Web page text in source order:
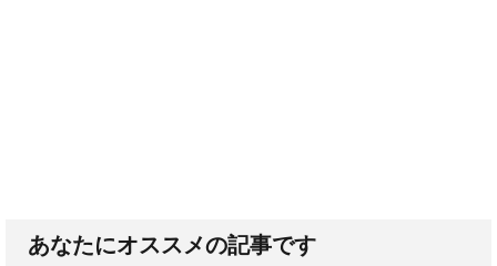
あなたにオススメの記事です